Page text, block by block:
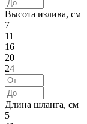
Высота излива, см
7
11
16
20
24
Длина шланга, см
5